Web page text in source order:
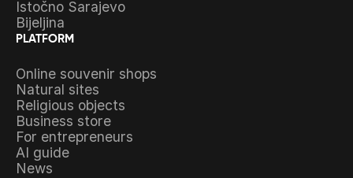
Istočno Sarajevo
Bijeljina
PLATFORM
Online souvenir shops
Natural sites
Religious objects
Business store
For entrepreneurs
AI guide
News